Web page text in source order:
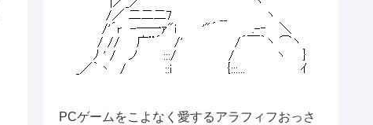
PCゲームをこよなく愛するアラフィフおっさ